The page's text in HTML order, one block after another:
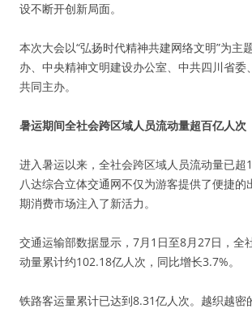
设不断开创新局面。
本次大会以“弘扬时代精神共建网络文明”为主
办、中央精神文明建设办公室、中共四川省委
共同主办。
暑运期间全社会跨区域人员流动量超百亿人次
进入暑运以来，全社会跨区域人员流动量已超
八达综合立体交通网不仅为游客提供了便捷的
期消费市场注入了新活力。
交通运输部数据显示，7月1日至8月27日，全
动量累计约102.18亿人次，同比增长3.7%。
铁路客运量累计已达到8.31亿人次。越织越密